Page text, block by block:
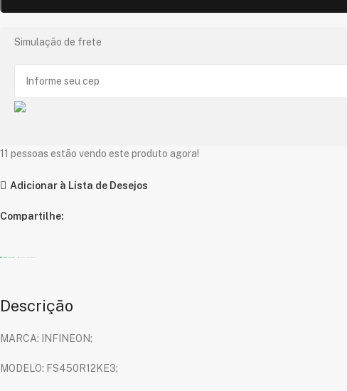
Simulação de frete
11 pessoas estão vendo este produto agora!
Adicionar à Lista de Desejos
Compartilhe:
Descrição
MARCA: INFINEON;
MODELO: FS450R12KE3;